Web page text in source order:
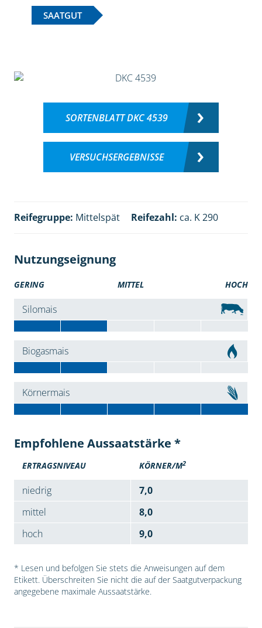
SAATGUT
SORTENBLATT DKC 4539
VERSUCHSERGEBNISSE
Reifegruppe: Mittelspät Reifezahl: ca. K 290
Nutzungseignung
GERING MITTEL HOCH
Silomais
Biogasmais
Körnermais
Empfohlene Aussaatstärke *
ERTRAGSNIVEAU KÖRNER/M2
niedrig
7,0
mittel
8,0
hoch
9,0
* Lesen und befolgen Sie stets die Anweisungen auf dem
Etikett. Überschreiten Sie nicht die auf der Saatgutverpackung
angegebene maximale Aussaatstärke.